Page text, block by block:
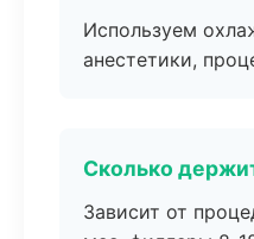
Используем
анестетики,
Сколько
Зависит от